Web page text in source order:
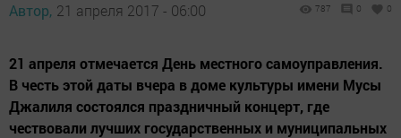
Автор, 21 апреля 2017 - 06:00 787 0 0
21 апреля отмечается День местного самоуправления.
В честь этой даты вчера в доме культуры имени Мусы
Джалиля состоялся праздничный концерт, где
чествовали лучших государственных и муниципальных